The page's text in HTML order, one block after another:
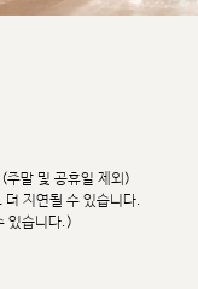
주말 및 공휴일 제외)
지연될 수 있습니다.
있습니다.)